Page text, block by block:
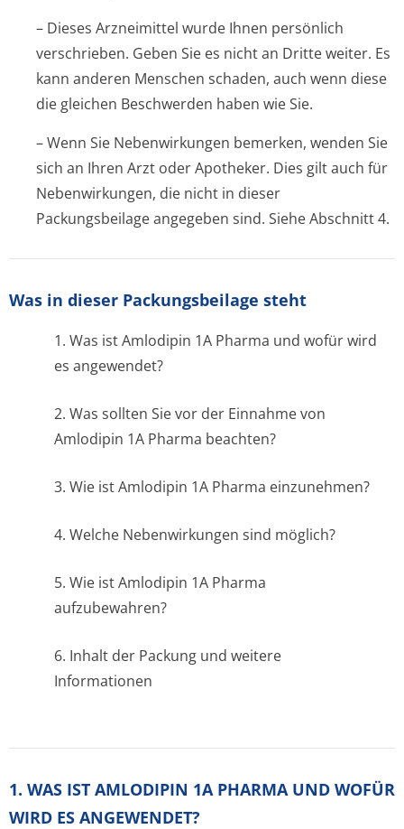
– Dieses Arzneimittel wurde Ihnen persönlich
verschrieben. Geben Sie es nicht an Dritte weiter. Es
kann anderen Menschen schaden, auch wenn diese
die gleichen Beschwerden haben wie Sie.
– Wenn Sie Nebenwirkungen bemerken, wenden Sie
sich an Ihren Arzt oder Apotheker. Dies gilt auch für
Nebenwirkungen, die nicht in dieser
Packungsbeilage angegeben sind. Siehe Abschnitt 4.
Was in dieser Packungsbeilage steht
1. Was ist Amlodipin 1A Pharma und wofür wird
es angewendet?
2. Was sollten Sie vor der Einnahme von
Amlodipin 1A Pharma beachten?
3. Wie ist Amlodipin 1A Pharma einzunehmen?
4. Welche Nebenwirkungen sind möglich?
5. Wie ist Amlodipin 1A Pharma
aufzubewahren?
6. Inhalt der Packung und weitere
Informationen
1. WAS IST AMLODIPIN 1A PHARMA UND WOFÜR
WIRD ES ANGEWENDET?